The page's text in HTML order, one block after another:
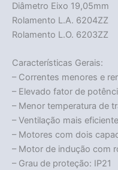
Diâmetro Eixo 19,05mm
Rolamento L.A. 6204ZZ
Rolamento L.O. 6203ZZ
Características Gerais:
– Correntes menores e
– Elevado fator de
– Menor temperatura de
– Ventilação mais eficiente
– Motores com dois
– Motor de indução com
– Grau de proteção: IP21